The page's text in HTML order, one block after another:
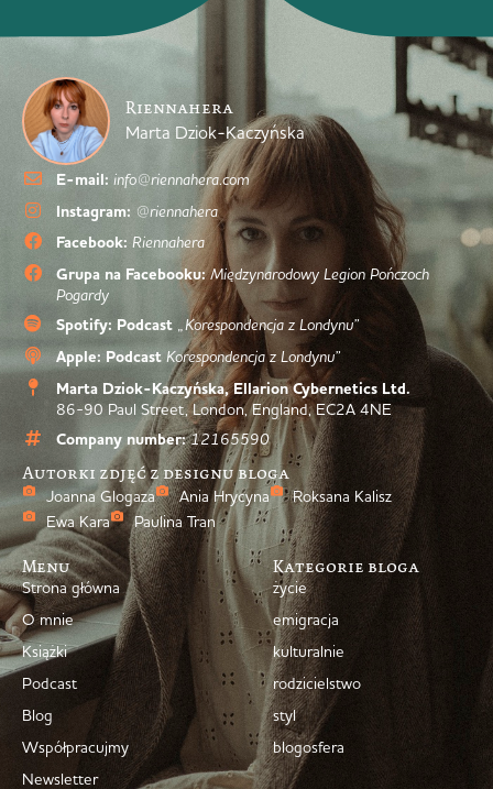
Riennahera
Marta Dziok-Kaczyńska
E-mail: info@riennahera.com
Instagram: @riennahera
Facebook: Riennahera
Grupa na Facebooku: Międzynarodowy Legion Pończoch
Pogardy
Spotify: Podcast „Korespondencja z Londynu”
Apple: Podcast Korespondencja z Londynu”
Marta Dziok-Kaczyńska, Ellarion Cybernetics Ltd.
86-90 Paul Street, London, England, EC2A 4NE
Company number: 12165590
Autorki zdjęć z designu bloga
Joanna Glogaza Ania Hrycyna
Roksana Kalisz
Ewa Kara
Paulina Tran
Menu
Strona główna
O mnie
Książki
Podcast
Blog
Współpracujmy
Newsletter
Kategorie bloga
życie
emigracja
kulturalnie
rodzicielstwo
styl
blogosfera